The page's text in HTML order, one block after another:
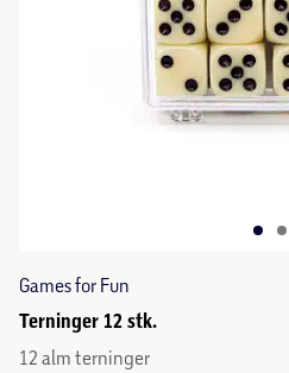
Games for Fun
Terninger 12 stk.
12 alm terninger